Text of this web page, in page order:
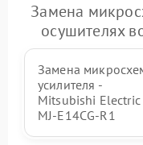
Замена
осушителях
Замена
усилителя -
Mitsubishi Electric
MJ-E14CG-R1